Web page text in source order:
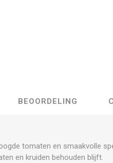
BEOORDELING
tomaten en smaakvolle
en kruiden behouden blijft.